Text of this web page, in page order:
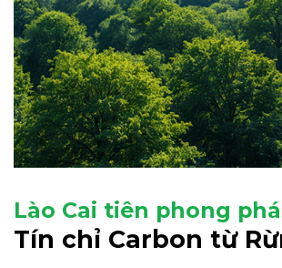
Lào Cai tiên phong
Tín chỉ Carbon từ